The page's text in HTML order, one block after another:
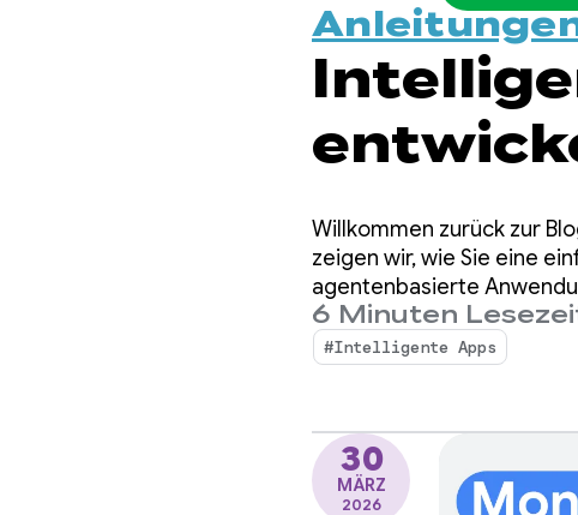
Willkommen zurück zur
zeigen wir, wie Sie eine
agentenbasierte
Firebase AI Logic
6 Minuten
#Intelligente Apps
30
MÄRZ
2026